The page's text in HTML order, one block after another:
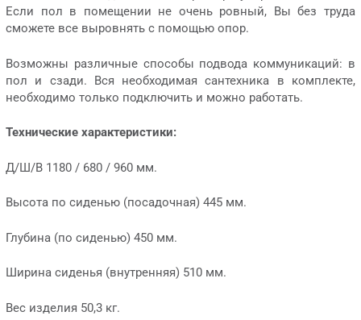
Если пол в помещении не очень ровный, Вы без труда
сможете все выровнять с помощью опор.
Возможны различные способы подвода коммуникаций: в
пол и сзади. Вся необходимая сантехника в комплекте,
необходимо только подключить и можно работать.
Технические характеристики:
Д/Ш/В 1180 / 680 / 960 мм.
Высота по сиденью (посадочная) 445 мм.
Глубина (по сиденью) 450 мм.
Ширина сиденья (внутренняя) 510 мм.
Вес изделия 50,3 кг.